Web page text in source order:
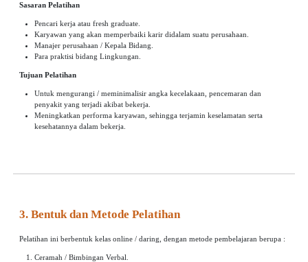
Sasaran Pelatihan
Pencari kerja atau fresh graduate.
Karyawan yang akan memperbaiki karir didalam suatu perusahaan.
Manajer perusahaan / Kepala Bidang.
Para praktisi bidang Lingkungan.
Tujuan Pelatihan
Untuk mengurangi / meminimalisir angka kecelakaan, pencemaran dan
penyakit yang terjadi akibat bekerja.
Meningkatkan performa karyawan, sehingga terjamin keselamatan serta
kesehatannya dalam bekerja.
3. Bentuk dan Metode Pelatihan
Pelatihan ini berbentuk kelas online / daring, dengan metode pembelajaran berupa :
Ceramah / Bimbingan Verbal.